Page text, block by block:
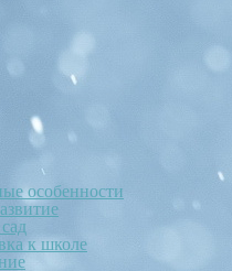
особенности
к школе